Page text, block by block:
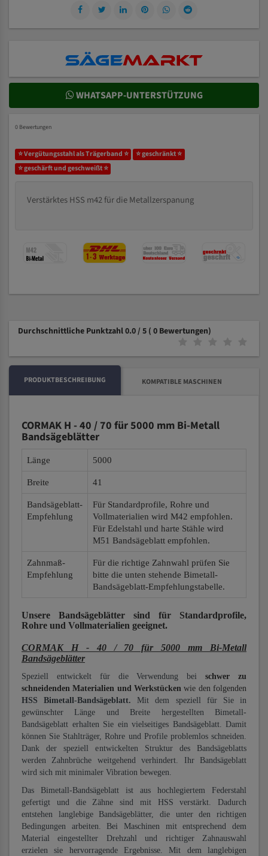
WHATSAPP-UNTERSTÜTZUNG
0 Bewertungen
⭐ Vergütungsstahl als Trägerband ⭐
⭐ geschränkt ⭐
⭐ geschärft und geschweißt ⭐
Verstärktes HSS m42 für die Metallzerspanung
Durchschnittliche Punktzahl 0.0 / 5 ( 0 Bewertungen)
PRODUKTBESCHREIBUNG KOMPATIBLE MASCHINEN
CORMAK H - 40 / 70 für 5000 mm Bi-Metall
Bandsägeblätter
Länge 5000
Breite 41
Bandsägeblatt-
Empfehlung
Für Standardprofile, Rohre und
Vollmaterialien wird M42 empfohlen.
Für Edelstahl und harte Stähle wird
M51 Bandsägeblatt empfohlen.
Zahnmaß-
Empfehlung
Für die richtige Zahnwahl prüfen Sie
bitte die unten stehende Bimetall-
Bandsägeblatt-Empfehlungstabelle.
Unsere Bandsägeblätter sind für Standardprofile,
Rohre und Vollmaterialien geeignet.
CORMAK H - 40 / 70 für 5000 mm Bi-Metall
Bandsägeblätter
Speziell entwickelt für die Verwendung beischwer zu
schneidenden Materialien und Werkstücken wie den folgenden
HSS Bimetall-Bandsägeblatt. Mit dem speziell für Sie in
gewünschter Länge und Breite hergestellten Bimetall-
Bandsägeblatt erhalten Sie ein vielseitiges Bandsägeblatt. Damit
können Sie Stahlträger, Rohre und Profile problemlos schneiden.
Dank der speziell entwickelten Struktur des Bandsägeblatts
werden Zahnbrüche weitgehend verhindert. Ihr Bandsägeblatt
wird sich mit minimaler Vibration bewegen.
Das Bimetall-Bandsägeblatt ist aus hochlegiertem Federstahl
gefertigt und die Zähne sind mit HSS verstärkt. Dadurch
entstehen langlebige Bandsägeblätter, die unter den richtigen
Bedingungen arbeiten. Bei Maschinen mit entsprechend dem
Material eingestellter Drehzahl und richtiger Zahnauswahl
erzielen sie hervorragende Ergebnisse. Mit dem langlebigen